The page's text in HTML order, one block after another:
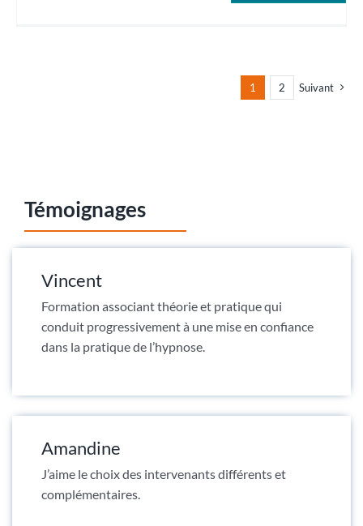
1 2 Suivant
Témoignages
Vincent
Formation associant théorie et pratique qui
conduit progressivement à une mise en confiance
dans la pratique de l’hypnose.
Amandine
J’aime le choix des intervenants différents et
complémentaires.